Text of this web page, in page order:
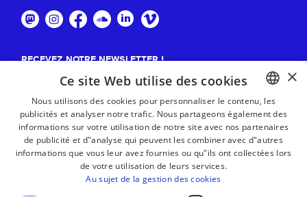
RECEVEZ NOTRE NEWSLETTER !
BASQUE
FRENCH
×
Ce site Web utilise des cookies
Nous utilisons des cookies pour personnaliser le contenu, les
publicités et analyser notre trafic. Nous partageons également des
informations sur votre utilisation de notre site avec nos partenaires
de publicité et d"analyse qui peuvent les combiner avec d"autres
informations que vous leur avez fournies ou qu"ils ont collectées lors
de votre utilisation de leurs services.
Au sujet de la gestion des cookies